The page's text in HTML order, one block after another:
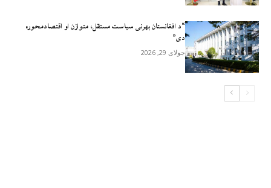
“د افغانستان بهرنی سیاست مستقل، متوازن او اقتصادمحوره
دی”
جولای 29, 2026